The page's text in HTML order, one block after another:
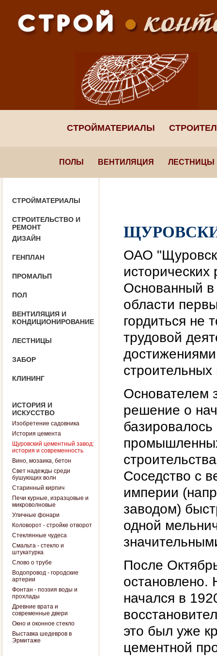
СТРОЙМАТЕРИАЛЫ
ПОЛЫ ВЕНТИЛЯЦИЯ ЛЕСТНИЦЫ
СТРОЙМАТЕРИАЛЫ
СТРОИТЕЛЬСТВО И
РЕМОНТ
ДИЗАЙН
ГЕНПЛАН
ПРОМАЛЬП
ПОЛ
ВЕНТИЛЯЦИЯ И
КОНДИЦИОНИРОВАНИЕ
ЛЕСТНИЦЫ
ЗАБОР
КЛИНИНГ
ИСТОРИЯ И
ИСКУССТВО
Изобретение садовника
История цемента
Щуровский цементный завод:
история и современность
Вино, мозаика, бетон
Свет надежды среди
бушующих волн
Старинный кирпич
Печи курные, изразцовые и
микроволновые
Уличные фонари
Коловорот - стройке отворот
Стеклянные чудеса
Смальта - стекло и
штукатурка
Слово о трубе
Водопровод - городские
артерии
Фонтан - поэзия воды и
прохлады
Древние врата и
современные двери
Окно и оконное стекло
Выставка шедевров в
Эрмитаже
ОАО
исторических
Основанный в
области
гордиться не
трудовой
Основателем
решение о
Соседство с
империи
заводом)
одной
После
остановлено.
начался в
это был уже
цементной